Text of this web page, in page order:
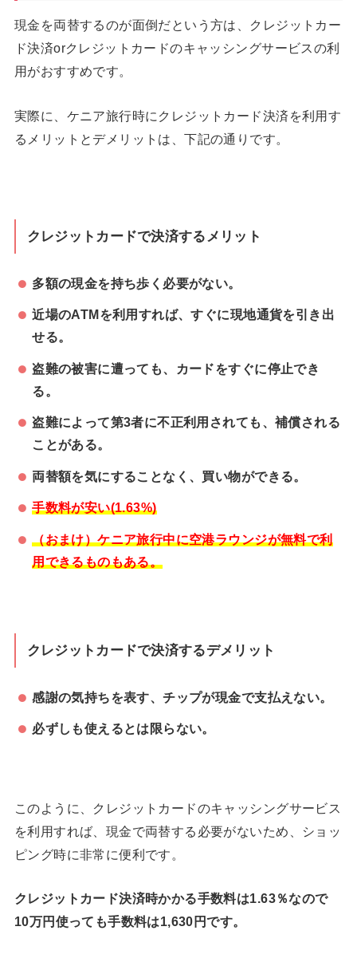
現金を両替するのが面倒だという方は、クレジットカー
ド決済orクレジットカードのキャッシングサービスの利
用がおすすめです。
実際に、ケニア旅行時にクレジットカード決済を利用す
るメリットとデメリットは、下記の通りです。
クレジットカードで決済するメリット
多額の現金を持ち歩く必要がない。
近場のATMを利用すれば、すぐに現地通貨を引き出
せる。
盗難の被害に遭っても、カードをすぐに停止でき
る。
盗難によって第3者に不正利用されても、補償される
ことがある。
両替額を気にすることなく、買い物ができる。
手数料が安い(1.63%)
（おまけ）ケニア旅行中に空港ラウンジが無料で利
用できるものもある。
クレジットカードで決済するデメリット
感謝の気持ちを表す、チップが現金で支払えない。
必ずしも使えるとは限らない。
このように、クレジットカードのキャッシングサービス
を利用すれば、現金で両替する必要がないため、ショッ
ピング時に非常に便利です。
クレジットカード決済時かかる手数料は1.63％なので
10万円使っても手数料は1,630円です。